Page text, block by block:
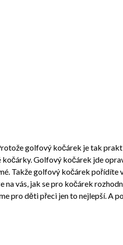
golfový kočárek je tak
kočárky. Golfový kočárek jde
Takže golfový kočárek pořídíte
vás, jak se pro kočárek
pro děti přeci jen to nejlepší. A